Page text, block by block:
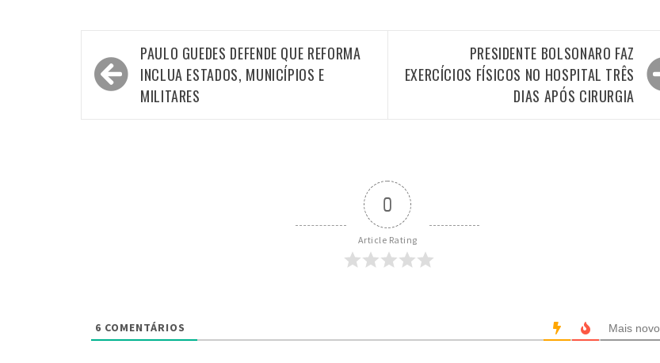
Navegação
de
Post
PAULO GUEDES DEFENDE QUE REFORMA
INCLUA ESTADOS, MUNICÍPIOS E
MILITARES
PRESIDENTE BOLSONARO FAZ
EXERCÍCIOS FÍSICOS NO HOSPITAL TRÊS
DIAS APÓS CIRURGIA
0
Article Rating
6 COMENTÁRIOS Mais novo